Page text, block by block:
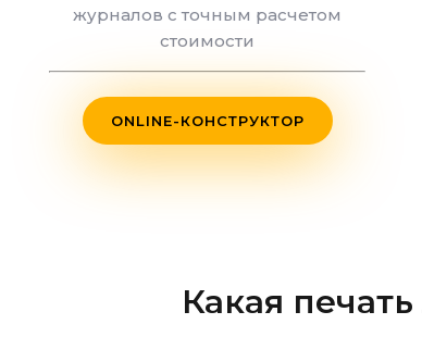
журналов с точным расчетом
стоимости
ONLINE-КОНСТРУКТОР
Какая